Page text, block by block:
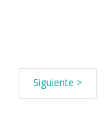
Siguiente >